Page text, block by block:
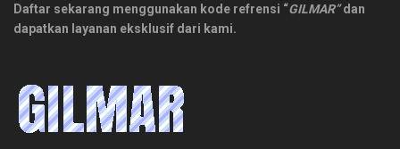
Daftar sekarang menggunakan kode refrensi “GILMAR”dan
dapatkan layanan eksklusif dari kami.